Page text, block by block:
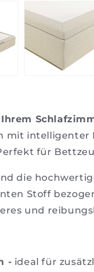
Ihrem
mit intelligenter
für
die
Stoff
und
- ideal für